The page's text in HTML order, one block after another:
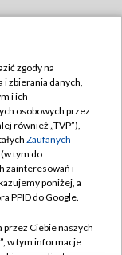
zgody na
zbierania danych,
i ich
osobowych przez
również „TVP”),
Zaufanych
tym do
zainteresowań i
poniżej, a
PPID do Google.
Ciebie naszych
w tym informacje